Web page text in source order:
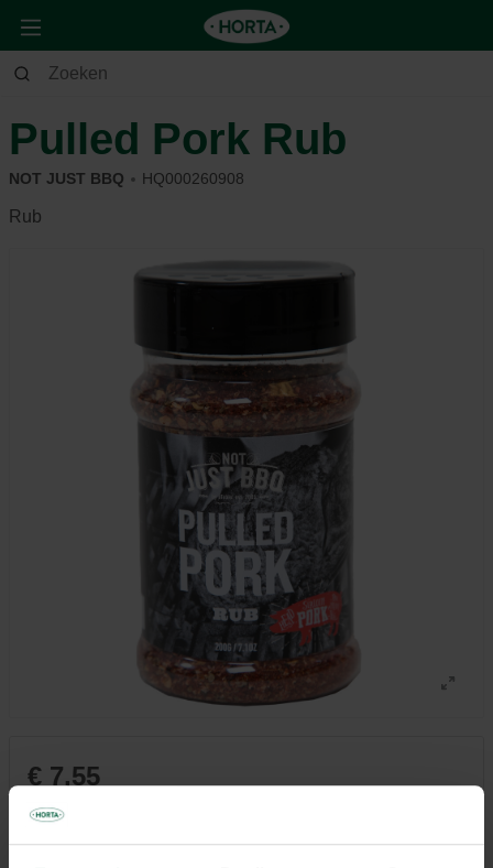
Tuin Barbecue
Pulled Pork Rub
NOT JUST BBQ HQ000260908
Rub
€ 7,55